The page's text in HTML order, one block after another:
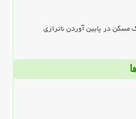
در پایین آوردن ناترازی